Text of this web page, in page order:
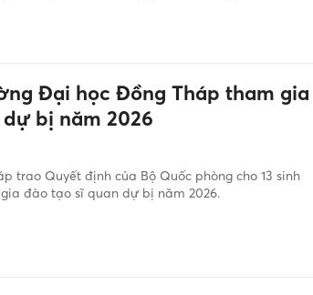
Đại học Đồng Tháp tham gia
bị năm 2026
trao Quyết định của Bộ Quốc phòng cho 13 sinh
đào tạo sĩ quan dự bị năm 2026.